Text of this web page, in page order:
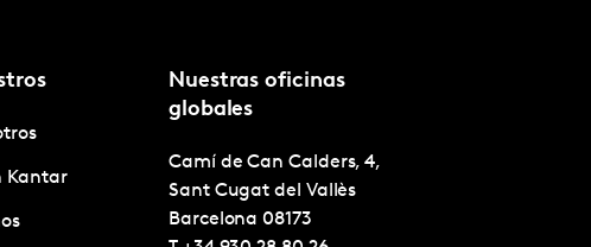
Kantar
Nuestras oficinas
globales
Camí de Can Calders, 4,
Sant Cugat del Vallès
Barcelona 08173